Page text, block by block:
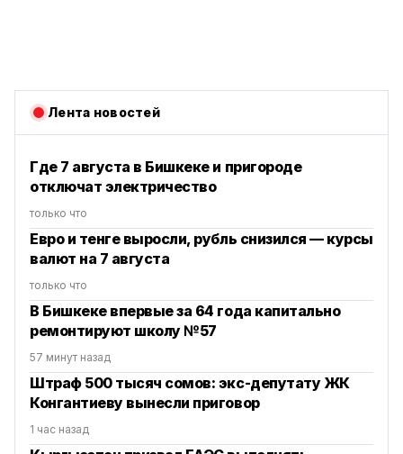
Лента новостей
Где 7 августа в Бишкеке и пригороде
отключат электричество
только что
Евро и тенге выросли, рубль снизился — курсы
валют на 7 августа
только что
В Бишкеке впервые за 64 года капитально
ремонтируют школу №57
57 минут назад
Штраф 500 тысяч сомов: экс-депутату ЖК
Конгантиеву вынесли приговор
1 час назад